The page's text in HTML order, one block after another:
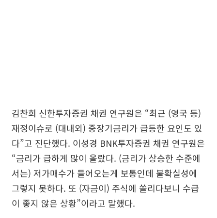
김찬희 신한투자증권 채권 연구원은 “최근 (영국 등)
재정이슈로 (대내외) 중장기금리가 급등한 요인도 있
다”고 진단했다. 이성경 BNK투자증권 채권 연구원은
“금리가 급하게 많이 올랐다. (금리가 상승한 수준에
서는) 저가매수가 들어오는게 보통인데 불확실성에
그렇지 못하다. 또 (자금이) 주식에 쏠리다보니 수급
이 좋지 않은 상황”이라고 말했다.